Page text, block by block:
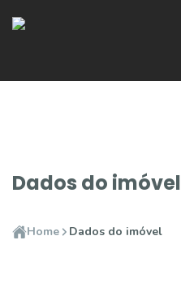
Dados do imóvel
Home Dados do imóvel